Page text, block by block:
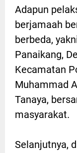
Adapun
berjamaah
berbeda,
Panaikang,
Kecamatan
Muhammad
Tanaya,
masyarakat.
Selanjutnya,